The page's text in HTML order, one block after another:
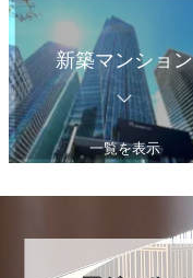
新築マンション
一覧を表示